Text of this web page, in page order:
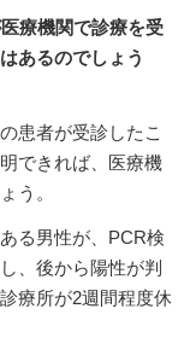
療機関で診療を受
あるのでしょう
患者が受診したこ
できれば、医療機
う。
る男性が、PCR検
、後から陽性が判
療所が2週間程度休